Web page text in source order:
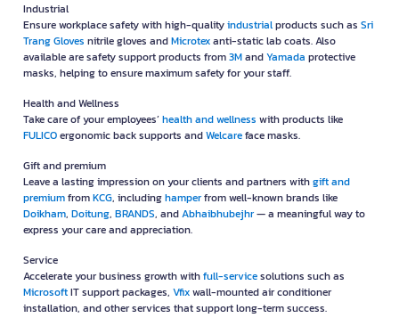
Industrial
Ensure workplace safety with high-qualityindustrialproducts such as Sri
Trang Gloves nitrile gloves andMicrotexanti-static lab coats. Also
available are safety support products from3MandYamada protective
masks, helping to ensure maximum safety for your staff.
Health and Wellness
Take care of your employees’health and wellness with products like
FULICOergonomic back supports andWelcareface masks.
Gift and premium
Leave a lasting impression on your clients and partners withgift and
premiumfromKCG, includinghamperfrom well-known brands like
Doikham, Doitung, BRANDS, andAbhaibhubejhr— a meaningful way to
express your care and appreciation.
Service
Accelerate your business growth withfull-servicesolutions such as
MicrosoftIT support packages, Vfixwall-mounted air conditioner
installation, and other services that support long-term success.